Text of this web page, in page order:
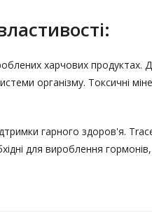
харчових
організму. Токсичні
гарного здоров'я.
для вироблення